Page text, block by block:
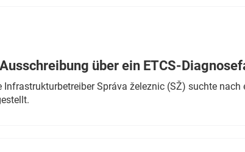
über ein ETCS-
Infrastrukturbetreiber Správa železnic (SŽ) suchte